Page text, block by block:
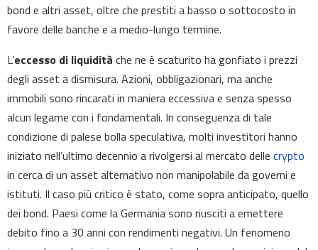
bond e altri asset, oltre che prestiti a basso o sottocosto in
favore delle banche e a medio-lungo termine.
L’eccesso di liquidità che ne è scaturito ha gonfiato i prezzi
degli asset a dismisura. Azioni, obbligazionari, ma anche
immobili sono rincarati in maniera eccessiva e senza spesso
alcun legame con i fondamentali. In conseguenza di tale
condizione di palese bolla speculativa, molti investitori hanno
iniziato nell’ultimo decennio a rivolgersi al mercato delle crypto
in cerca di un asset alternativo non manipolabile da governi e
istituti. Il caso più critico è stato, come sopra anticipato, quello
dei bond. Paesi come la Germania sono riusciti a emettere
debito fino a 30 anni con rendimenti negativi. Un fenomeno